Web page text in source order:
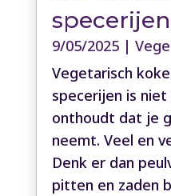
specerijen
9/05/2025|
Vegetarisch
specerijen is
onthoudt dat je
neemt. Veel en
Denk er dan
pitten en zaden